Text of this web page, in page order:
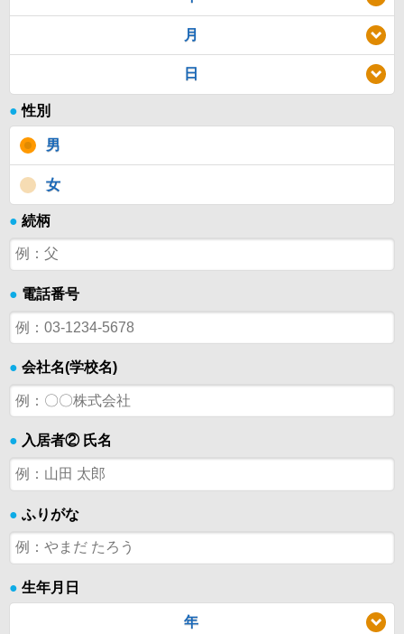
月
日
● 性別
男
女
● 続柄
● 電話番号
● 会社名(学校名)
● 入居者② 氏名
● ふりがな
● 生年月日
年